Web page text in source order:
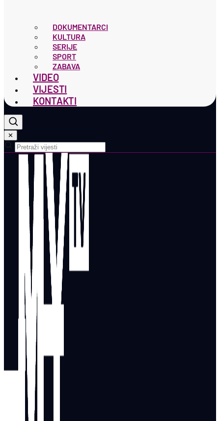
DOKUMENTARCI
KULTURA
SERIJE
SPORT
ZABAVA
VIDEO
VIJESTI
KONTAKTI
✕